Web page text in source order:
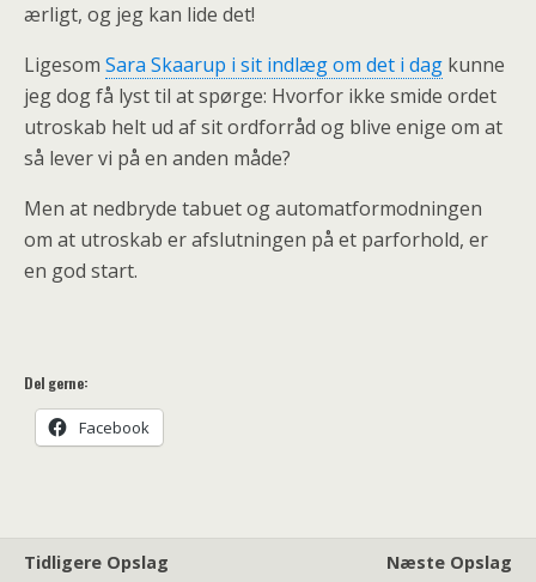
ærligt, og jeg kan lide det!
Ligesom Sara Skaarup i sit indlæg om det i dag kunne
jeg dog få lyst til at spørge: Hvorfor ikke smide ordet
utroskab helt ud af sit ordforråd og blive enige om at
så lever vi på en anden måde?
Men at nedbryde tabuet og automatformodningen
om at utroskab er afslutningen på et parforhold, er
en god start.
Del gerne:
Facebook
Tidligere Opslag
Næste Opslag